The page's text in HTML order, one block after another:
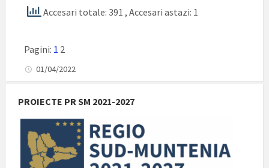
Accesari totale: 391 , Accesari astazi: 1
Pagini: 1 2
01/04/2022
PROIECTE PR SM 2021-2027